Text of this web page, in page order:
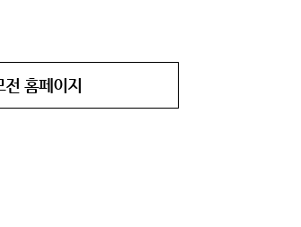
전 홈페이지